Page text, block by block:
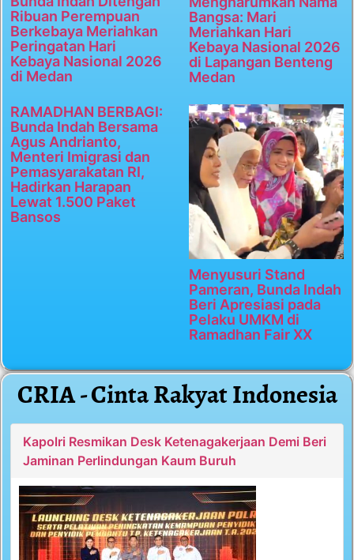
Ribuan Perempuan
Berkebaya Meriahkan
Peringatan Hari
Kebaya Nasional 2026
di Medan
Bangsa: Mari
Meriahkan Hari
Kebaya Nasional 2026
di Lapangan Benteng
Medan
RAMADHAN BERBAGI:
Bunda Indah Bersama
Agus Andrianto,
Menteri Imigrasi dan
Pemasyarakatan RI,
Hadirkan Harapan
Lewat 1.500 Paket
Bansos
Menyusuri Stand
Pameran, Bunda Indah
Beri Apresiasi pada
Pelaku UMKM di
Ramadhan Fair XX
CRIA - Cinta Rakyat Indonesia
Kapolri Resmikan Desk Ketenagakerjaan Demi Beri
Jaminan Perlindungan Kaum Buruh